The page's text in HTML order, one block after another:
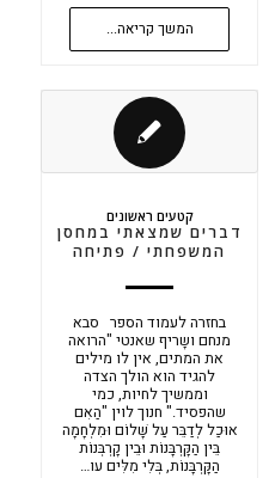
המשך קריאה...
קטעים ראשונים
דברים שמצאתי במחסן
המשפחתי / פתיחה
בחזרה לעמוד הספר סבא
מנחם ושָריף שאנטי "הרואה
את המתים, אין לו מילים
להגיד הוא הולך הצדה
וממשיך לחיות, כמי
שהפסיד." חנוך לוין "הַאִם
אוּכַל לְדַבֵּר עַל שָׁלוֹם וּמִלְחָמָה
בֵּין הַקָּרְבָּנוֹת וּבֵין קָרְבְּנוֹת
הַקָּרְבָּנוֹת, בְּלִי מִלִּים עו…